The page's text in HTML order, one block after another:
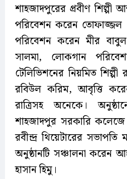
শাহজাদপুরের প্রবীণ শিল্পী
পরিবেশন করেন
পরিবেশন করেন মীর
সালমা, লোকগান
টেলিভিশনের নিয়মিত শিল্পী
রবিউল করিম, আবৃত্তি করেন
রাত্রিসহ অনেকে।
শাহজাদপুর সরকারি
রবীন্দ্র থিয়েটারের
অনুষ্ঠানটি সঞ্চালনা করেন
হাসান হিমু।